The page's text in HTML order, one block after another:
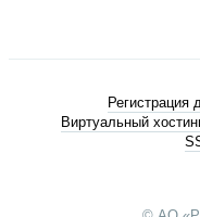
Регистрация
Виртуальный